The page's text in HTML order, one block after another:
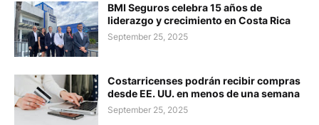
BMI Seguros celebra 15 años de
liderazgo y crecimiento en Costa Rica
September 25, 2025
Costarricenses podrán recibir compras
desde EE. UU. en menos de una semana
September 25, 2025